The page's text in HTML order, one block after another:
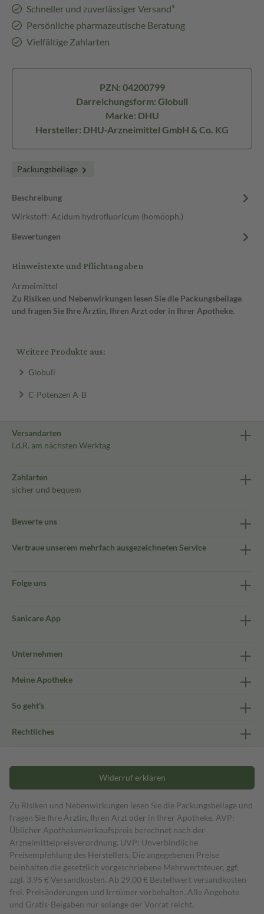
Schneller und zuverlässiger Versand³
Persönliche pharmazeutische Beratung
Vielfältige Zahlarten
PZN: 04200799
Darreichungsform: Globuli
Marke: DHU
Hersteller: DHU-Arzneimittel GmbH & Co. KG
Packungsbeilage
Beschreibung
Wirkstoff: Acidum hydrofluoricum (homöoph.)
Bewertungen
Hinweistexte und Pflichtangaben
Arzneimittel
Zu Risiken und Nebenwirkungen lesen Sie die Packungsbeilage
und fragen Sie Ihre Ärztin, Ihren Arzt oder in Ihrer Apotheke.
Weitere Produkte aus:
Globuli
C-Potenzen A-B
Versandarten
i.d.R. am nächsten Werktag
Zahlarten
sicher und bequem
Bewerte uns
Vertraue unserem mehrfach ausgezeichneten Service
Folge uns
Sanicare App
Unternehmen
Meine Apotheke
So geht's
Rechtliches
Widerruf erklären
Zu Risiken und Nebenwirkungen lesen Sie die Packungsbeilage und
fragen Sie Ihre Ärztin, Ihren Arzt oder in Ihrer Apotheke. AVP:
Üblicher Apothekenverkaufspreis berechnet nach der
Arzneimittelpreisverordnung. UVP: Unverbindliche
Preisempfehlung des Herstellers. Die angegebenen Preise
beinhalten die gesetzlich vorgeschriebene Mehrwertsteuer, ggf.
zzgl. 3,95 € Versandkosten. Ab 29,00 € Bestell­wert versand­kosten­
frei. Preisänderungen und Irrtümer vorbehalten. Alle Angebote
und Gratis-Beigaben nur solange der Vorrat reicht.